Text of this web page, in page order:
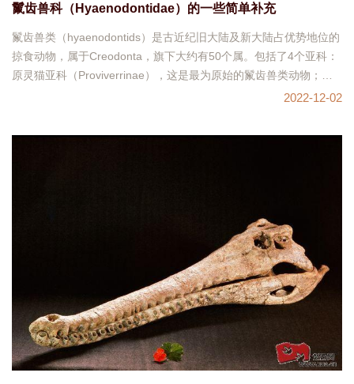
鬣齿兽科（Hyaenodontidae）的一些简单补充
鬣齿兽类（hyaenodontids）是古近纪旧大陆及新大陆占优势地位的
掠食动物，属于Creodonta，旗下大约有50个属。包括了4个亚科：
原灵猫亚科（Proviverrinae），这是最为原始的鬣齿兽类动物；
2022-12-02